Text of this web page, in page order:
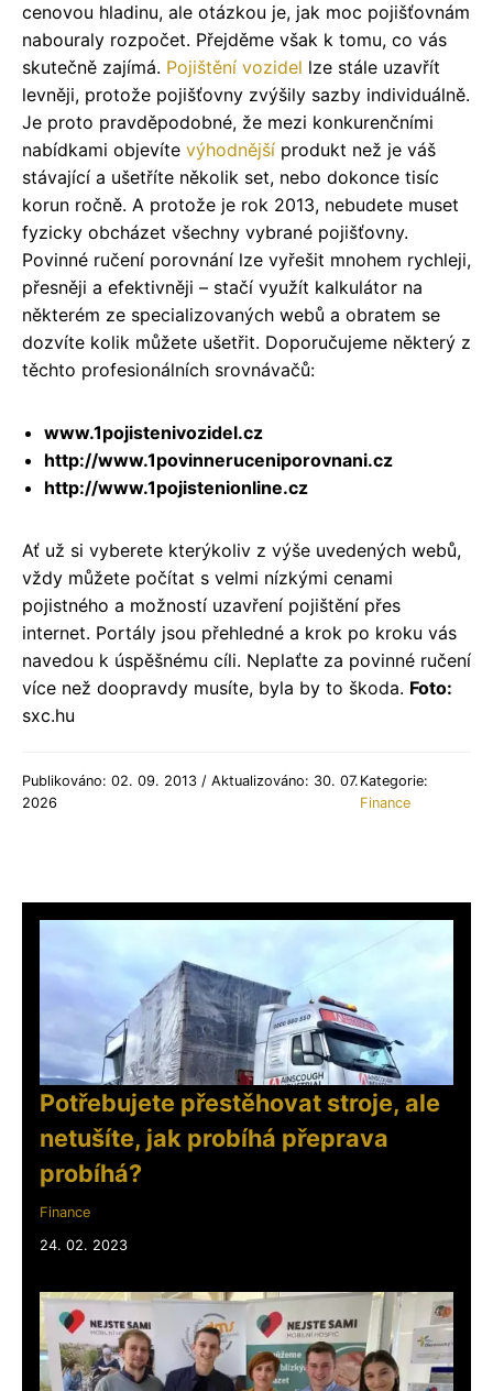
cenovou hladinu, ale otázkou je, jak moc pojišťovnám
nabouraly rozpočet. Přejděme však k tomu, co vás
skutečně zajímá. Pojištění vozidel lze stále uzavřít
levněji, protože pojišťovny zvýšily sazby individuálně.
Je proto pravděpodobné, že mezi konkurenčními
nabídkami objevíte výhodnější produkt než je váš
stávající a ušetříte několik set, nebo dokonce tisíc
korun ročně. A protože je rok 2013, nebudete muset
fyzicky obcházet všechny vybrané pojišťovny.
Povinné ručení porovnání lze vyřešit mnohem rychleji,
přesněji a efektivněji – stačí využít kalkulátor na
některém ze specializovaných webů a obratem se
dozvíte kolik můžete ušetřit. Doporučujeme některý z
těchto profesionálních srovnávačů:
www.1pojistenivozidel.cz
http://www.1povinneruceniporovnani.cz
http://www.1pojistenionline.cz
Ať už si vyberete kterýkoliv z výše uvedených webů,
vždy můžete počítat s velmi nízkými cenami
pojistného a možností uzavření pojištění přes
internet. Portály jsou přehledné a krok po kroku vás
navedou k úspěšnému cíli. Neplaťte za povinné ručení
více než doopravdy musíte, byla by to škoda. Foto:
sxc.hu
Publikováno: 02. 09. 2013 / Aktualizováno: 30. 07.
2026
Kategorie:
Finance
Potřebujete přestěhovat stroje, ale
netušíte, jak probíhá přeprava
probíhá?
Finance
24. 02. 2023